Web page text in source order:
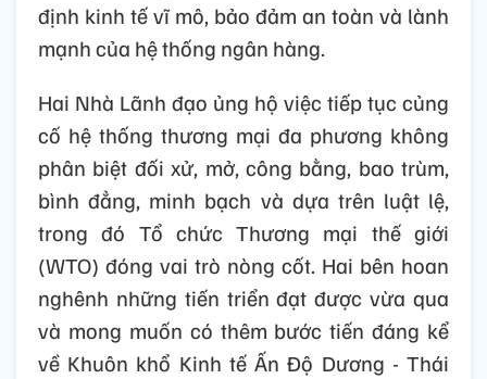
định kinh tế vĩ mô, bảo đảm an toàn và lành
mạnh của hệ thống ngân hàng.
Hai Nhà Lãnh đạo ủng hộ việc tiếp tục củng
cố hệ thống thương mại đa phương không
phân biệt đối xử, mở, công bằng, bao trùm,
bình đẳng, minh bạch và dựa trên luật lệ,
trong đó Tổ chức Thương mại thế giới
(WTO) đóng vai trò nòng cốt. Hai bên hoan
nghênh những tiến triển đạt được vừa qua
và mong muốn có thêm bước tiến đáng kể
về Khuôn khổ Kinh tế Ấn Độ Dương - Thái